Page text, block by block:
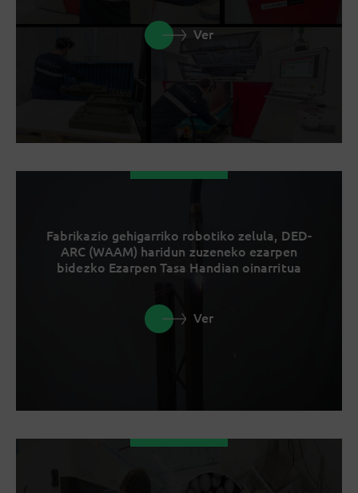
Ver
Fabrikazio gehigarriko robotiko zelula, DED-
ARC (WAAM) haridun zuzeneko ezarpen
bidezko Ezarpen Tasa Handian oinarritua
Ver